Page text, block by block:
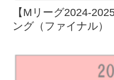
【Mリーグ2024-
ング（ファイナル）